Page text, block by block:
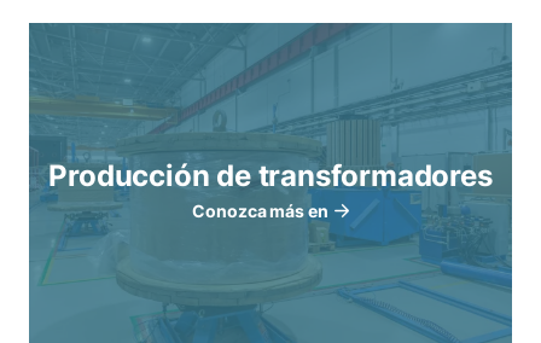
Producción de transformadores
Conozca más en